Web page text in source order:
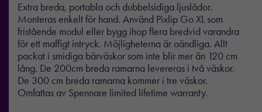
Extra breda, portabla och dubbelsidiga ljuslådor.
Monteras enkelt för hand. Använd Pixlip Go XL som
fristående modul eller bygg ihop flera bredvid varandra
för ett maffigt intryck. Möjligheterna är oändliga. Allt
packat i smidiga bärväskor som inte blir mer än 120 cm
lång. De 200cm breda ramarna levereras i två väskor.
De 300 cm breda ramarna kommer i tre väskor.
Omfattas av Spennare limited lifetime warranty.